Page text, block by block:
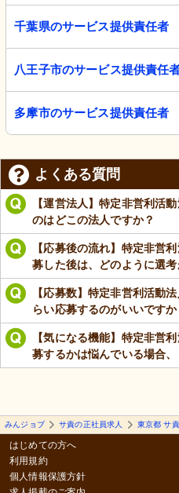
千葉県のサービス提供責任者
八王子市のサービス提供責任
多摩市のサービス提供責任者
よくある質問
【運営法人】特定非営利活
のはどこの法人ですか？
【応募後の流れ】特定非営
募した後は、どのように選
【応募数】特定非営利活動
らい応募するのがいいですか
【気になる機能】特定非営
募するかは悩んでいる場合
みんジョブ サ責の正社員求人 東京都 サ
はじめての方へ
利用規約
個人情報保護方針